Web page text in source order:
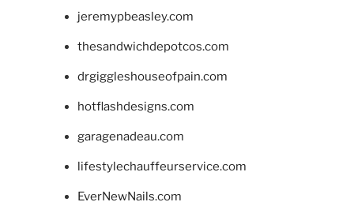
jeremypbeasley.com
thesandwichdepotcos.com
drgiggleshouseofpain.com
hotflashdesigns.com
garagenadeau.com
lifestylechauffeurservice.com
EverNewNails.com